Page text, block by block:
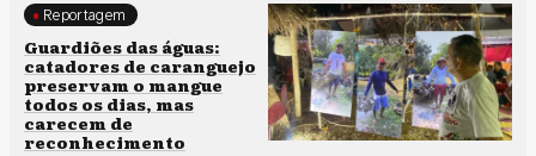
Clima e cultura
Reportagem
Guardiões das águas:
catadores de caranguejo
preservam o mangue
todos os dias, mas
carecem de
reconhecimento